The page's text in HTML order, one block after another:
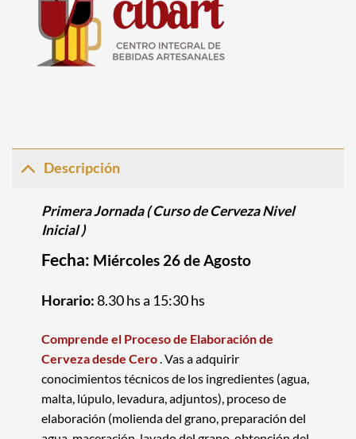
Descripción
Primera Jornada( Curso de CervezaNivel
Inicial)
Fecha: Miércoles 26 de Agosto
Horario:8.30 hs a 15:30 hs
Comprende el Proceso de Elaboración de
Cerveza desde Cero.Vas a adquirir
conocimientos técnicos de los ingredientes (agua,
malta, lúpulo, levadura, adjuntos), proceso de
elaboración (molienda del grano, preparación del